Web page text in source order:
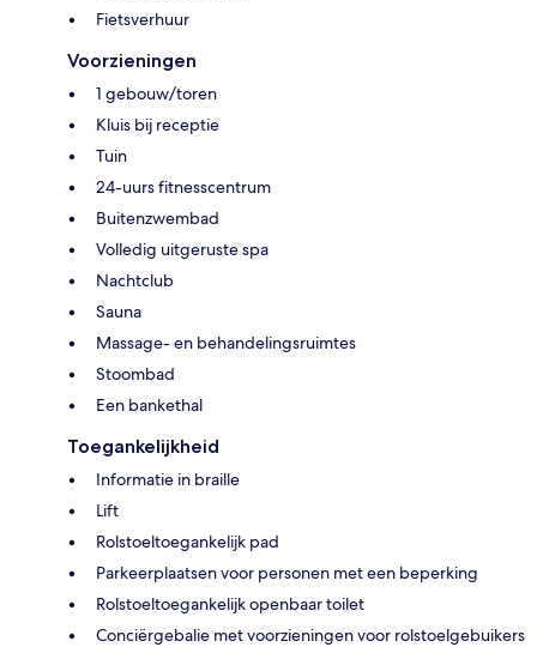
Fietsverhuur
Voorzieningen
1 gebouw/toren
Kluis bij receptie
Tuin
24-uurs fitnesscentrum
Buitenzwembad
Volledig uitgeruste spa
Nachtclub
Sauna
Massage- en behandelingsruimtes
Stoombad
Een bankethal
Toegankelijkheid
Informatie in braille
Lift
Rolstoeltoegankelijk pad
Parkeerplaatsen voor personen met een beperking
Rolstoeltoegankelijk openbaar toilet
Conciërgebalie met voorzieningen voor rolstoelgebuikers